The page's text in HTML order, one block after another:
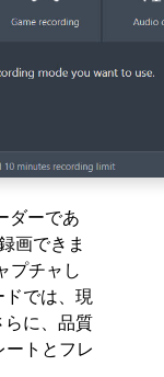
ダーであ
画できま
プチャし
ドでは、現
らに、品質
トとフレ